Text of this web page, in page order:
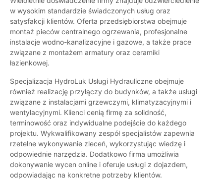
w wysokim standardzie świadczonych usług oraz
satysfakcji klientów. Oferta przedsiębiorstwa obejmuje
montaż pieców centralnego ogrzewania, profesjonalne
instalacje wodno-kanalizacyjne i gazowe, a także prace
związane z montażem armatury oraz ceramiki
łazienkowej.
Specjalizacja HydroLuk Usługi Hydrauliczne obejmuje
również realizację przyłączy do budynków, a także usługi
związane z instalacjami grzewczymi, klimatyzacyjnymi i
wentylacyjnymi. Klienci cenią firmę za solidność,
terminowość oraz indywidualne podejście do każdego
projektu. Wykwalifikowany zespół specjalistów zapewnia
rzetelne wykonywanie zleceń, wykorzystując wiedzę i
odpowiednie narzędzia. Dodatkowo firma umożliwia
dokonywanie wycen online i oferuje usługi z dojazdem,
odpowiadając na konkretne potrzeby klientów.